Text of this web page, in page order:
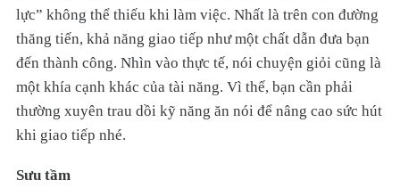
lực” không thể thiếu khi làm việc. Nhất là trên con đường
thăng tiến, khả năng giao tiếp như một chất dẫn đưa bạn
đến thành công. Nhìn vào thực tế, nói chuyện giỏi cũng là
một khía cạnh khác của tài năng. Vì thế, bạn cần phải
thường xuyên trau dồi kỹ năng ăn nói để nâng cao sức hút
khi giao tiếp nhé.
Sưu tầm